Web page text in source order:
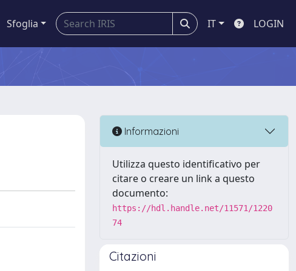
Sfoglia IT LOGIN
Informazioni
Utilizza questo identificativo per
citare o creare un link a questo
documento:
https://hdl.handle.net/11571/1220
74
Citazioni